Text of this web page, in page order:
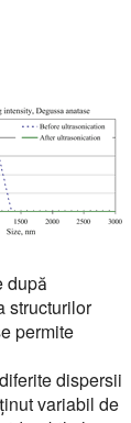
după
structurilor
permite
dispersii
variabil de